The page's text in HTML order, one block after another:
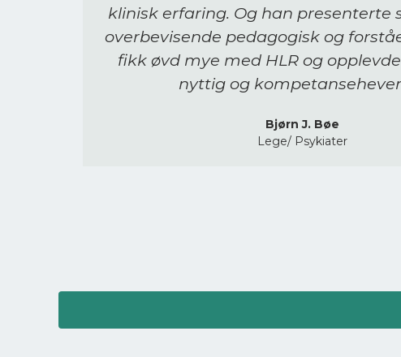
klinisk erfaring. Og han presenterte
overbevisende pedagogisk og
fikk øvd mye med HLR og
nyttig og
Bjørn J. Bøe
Lege/ Psykiater